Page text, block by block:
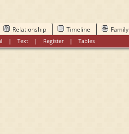
Relationship Timeline Family
|Text | Register|Tables